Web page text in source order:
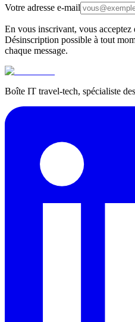
Votre adresse e-mail
En vous inscrivant, vous acceptez
Désinscription possible à tout
chaque message.
Boîte IT travel-tech, spécialiste